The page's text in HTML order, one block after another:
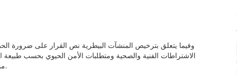
وفيما يتعلق بترخيص المنشآت البيطرية نص القرار على ضرورة
الاشتراطات الفنية والصحية ومتطلبات الأمن الحيوي بحسب
من الوزارة، إضافة إلى أي متطلبات أخرى تحددها الجهات المعنية.